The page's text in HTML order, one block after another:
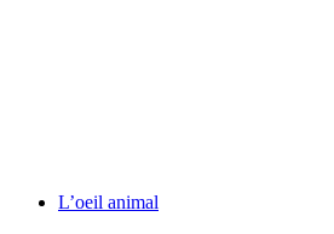
L’oeil animal